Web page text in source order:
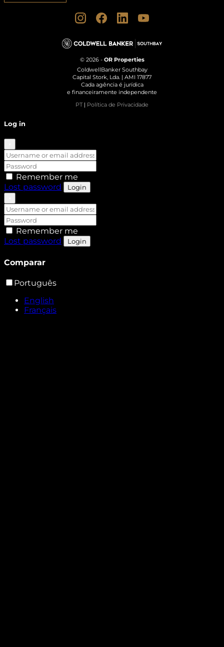
© 2026 - OR Properties
ColdwellBanker Southbay
Capital Stork, Lda. | AMI 17877
Cada agência é jurídica
e financeiramente independente
PT| Política de Privacidade
Log in
Remember me
Lost password
Login
Remember me
Lost password
Login
Comparar
Português
English
Français